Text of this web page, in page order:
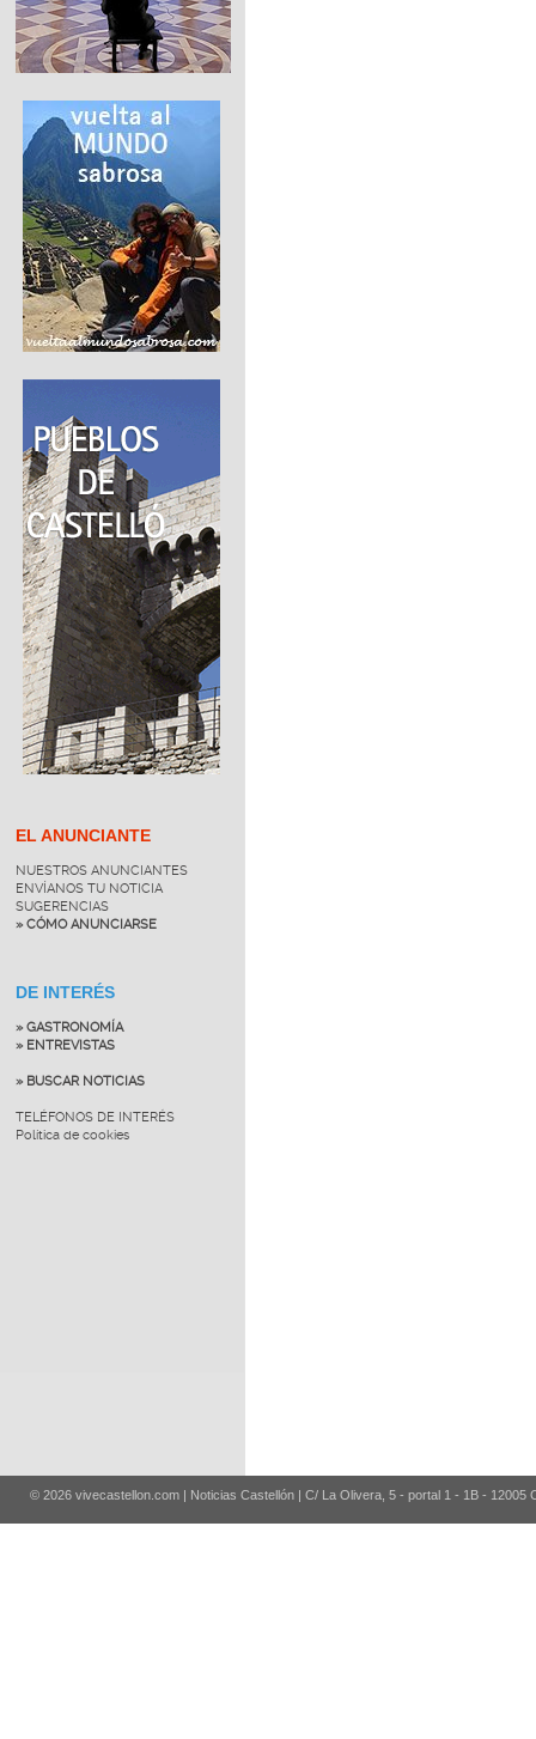
EL ANUNCIANTE
NUESTROS ANUNCIANTES
ENVÍANOS TU NOTICIA
SUGERENCIAS
» CÓMO ANUNCIARSE
DE INTERÉS
» GASTRONOMÍA
» ENTREVISTAS
» BUSCAR NOTICIAS
TELÉFONOS DE INTERÉS
Política de cookies
© 2026 vivecastellon.com | Noticias Castellón | C/ La Olivera, 5 - portal 1 - 1B - 12005